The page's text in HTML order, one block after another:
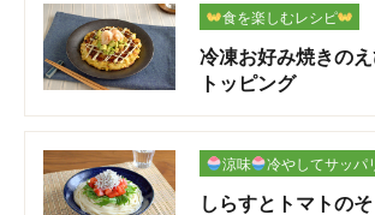
食を楽しむレシピ
冷凍お好み焼きの
トッピング
涼味 冷やしてサッパ
しらすとトマトの